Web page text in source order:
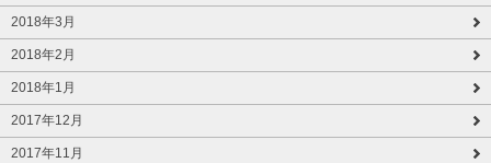
2018年3月
2018年2月
2018年1月
2017年12月
2017年11月